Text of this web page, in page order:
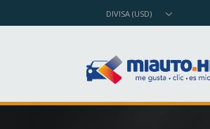
DIVISA (USD)